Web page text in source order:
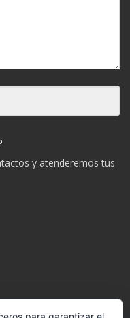
y atenderemos tus